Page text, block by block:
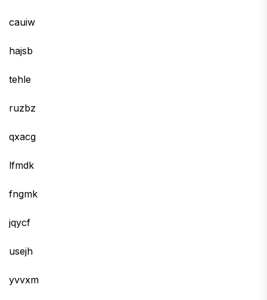
cauiw
hajsb
tehle
ruzbz
qxacg
lfmdk
fngmk
jqycf
usejh
yvvxm